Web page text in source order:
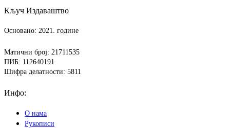
Кључ Издаваштво
Основано: 2021. године
Матични број: 21711535
ПИБ: 112640191
Шифра делатности: 5811
Инфо:
О нама
Рукописи